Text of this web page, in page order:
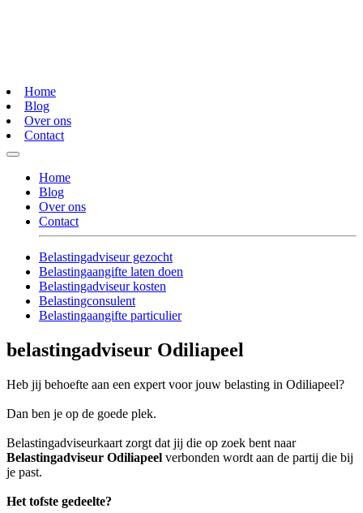
Home
Blog
Over ons
Contact
Home
Blog
Over ons
Contact
Belastingadviseur gezocht
Belastingaangifte laten doen
Belastingadviseur kosten
Belastingconsulent
Belastingaangifte particulier
belastingadviseur Odiliapeel
Heb jij behoefte aan een expert voor jouw belasting in Odiliapeel?
Dan ben je op de goede plek.
Belastingadviseurkaart zorgt dat jij die op zoek bent naar
Belastingadviseur Odiliapeel verbonden wordt aan de partij die bij
je past.
Het tofste gedeelte?